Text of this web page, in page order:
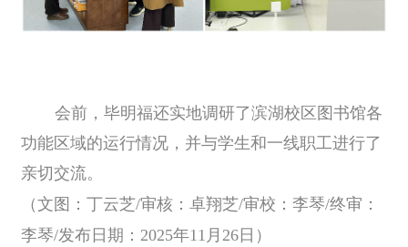
会前，毕明福还实地调研了滨湖校区图书馆各
功能区域的运行情况，并与学生和一线职工进行了
亲切交流。
（文图：丁云芝/审核：卓翔芝/审校：李琴/终审：
李琴/发布日期：2025年11月26日）